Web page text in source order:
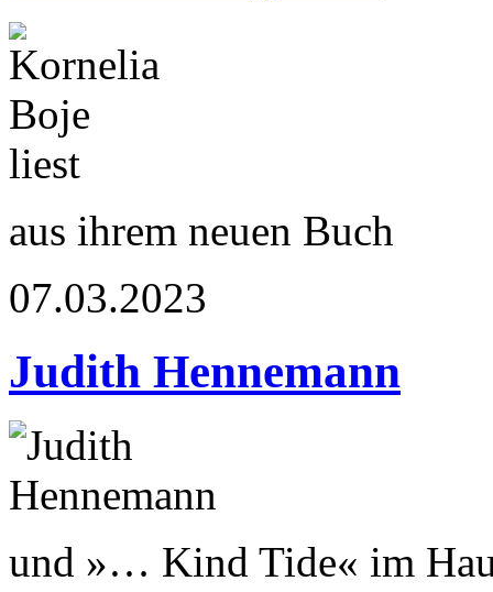
aus ihrem neuen Buch
07.03.2023
Judith Hennemann
und »… Kind Tide« im